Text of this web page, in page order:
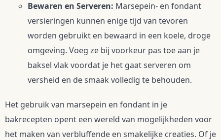
Bewaren en Serveren: Marsepein- en fondant
versieringen kunnen enige tijd van tevoren
worden gebruikt en bewaard in een koele, droge
omgeving. Voeg ze bij voorkeur pas toe aan je
baksel vlak voordat je het gaat serveren om
versheid en de smaak volledig te behouden.
Het gebruik van marsepein en fondant in je
bakrecepten opent een wereld van mogelijkheden voor
het maken van verbluffende en smakelijke creaties. Of je